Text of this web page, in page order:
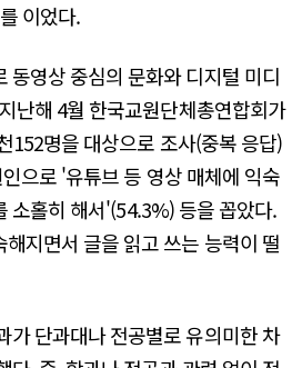
이었다.
동영상 중심의 문화와 디지털 미디
난해 4월 한국교원단체총연합회가
152명을 대상으로 조사(중복 응답)
으로 '유튜브 등 영상 매체에 익숙
소홀히 해서'(54.3%) 등을 꼽았다.
지면서 글을 읽고 쓰는 능력이 떨
가 단과대나 전공별로 유의미한 차